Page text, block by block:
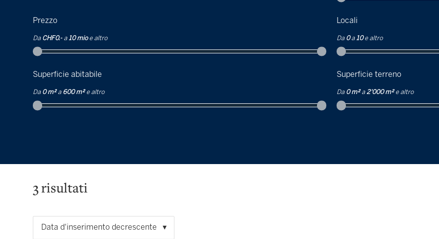
Prezzo
Da CHF 0.- a 10 mio e altro
Locali
Da 0 a 10 e altro
Superficie abitabile
Da 0 m² a 600 m² e altro
Superficie terreno
Da 0 m² a 2'000 m² e altro
3risultati
Data d'inserimento decrescente